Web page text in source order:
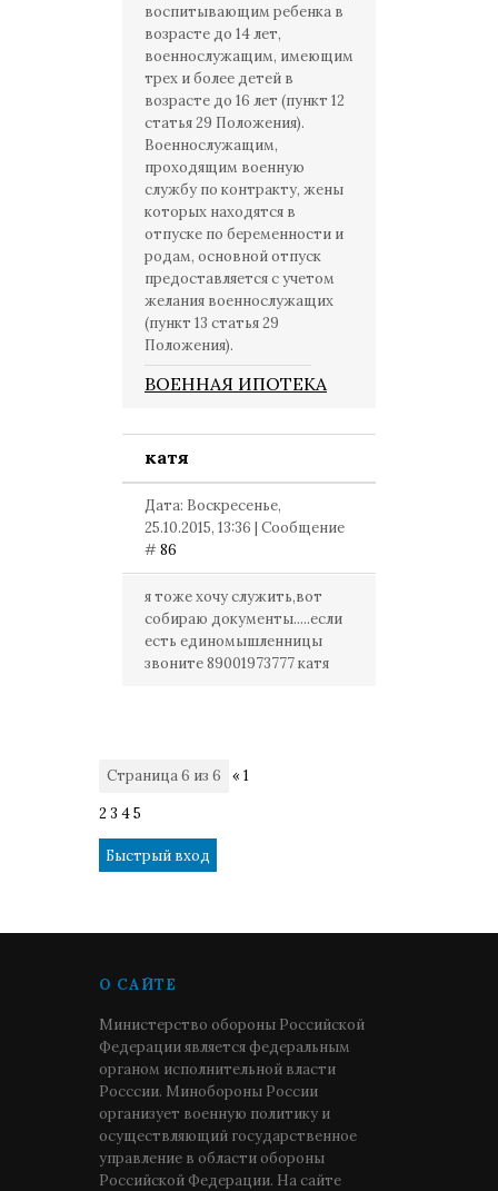
воспитывающим ребенка в
возрасте до 14 лет,
военнослужащим, имеющим
трех и более детей в
возрасте до 16 лет (пункт 12
статья 29 Положения).
Военнослужащим,
проходящим военную
службу по контракту, жены
которых находятся в
отпуске по беременности и
родам, основной отпуск
предоставляется с учетом
желания военнослужащих
(пункт 13 статья 29
Положения).
ВОЕННАЯ ИПОТЕКА
катя
Дата: Воскресенье,
25.10.2015, 13:36 | Сообщение
#86
я тоже хочу служить,вот
собираю документы.....если
есть единомышленницы
звоните 89001973777 катя
Страница6 из 6 « 1
2 3 45
О САЙТЕ
Министерство обороны Российской
Федерации является федеральным
органом исполнительной власти
Росссии. Минобороны России
организует военную политику и
осуществляющий государственное
управление в области обороны
Российской Федерации. На сайте